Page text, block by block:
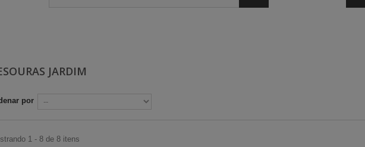
JARDIM
por
1 - 8 de 8 itens